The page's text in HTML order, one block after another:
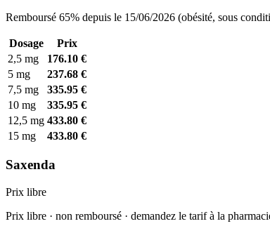
Remboursé 65% depuis le 15/06/2026 (obésité, sous
Dosage
Prix
2,5 mg
176.10 €
5 mg
237.68 €
7,5 mg
335.95 €
10 mg
335.95 €
12,5 mg 433.80 €
15 mg
433.80 €
Saxenda
Prix libre
Prix libre · non remboursé · demandez le tarif à la